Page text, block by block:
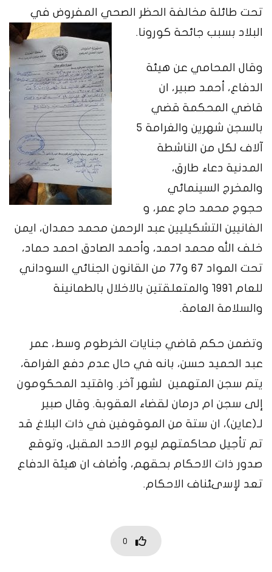
تحت طائلة مخالفة الحظر الصحي المفروض في
البلاد بسبب جائحة كورونا.
وقال المحامي عن هيئة
الدفاع، أحمد صبير، ان
قاضي المحكمة قضي
بالسجن شهرين والغرامة 5
آلاف لكل من الناشطة
المدنية دعاء طارق،
والمخرج السينمائي
حجوج محمد حاج عمر، و
الفانيين التشكيليين عبد الرحمن محمد حمدان، ايمن
خلف الله محمد احمد، وأحمد الصادق احمد حماد،
تحت المواد 67 و77 من القانون الجنائي السوداني
للعام 1991 والمتعلقتين بالاخلال بالطمانينة
والسلامة العامة.
وتضمن حكم قاضي جنايات الخرطوم وسط، عمر
عبد الحميد حسن، بانه في حال عدم دفع الغرامة،
يتم سجن المتهمين لشهر آخر. واقتيد المحكومون
إلى سجن ام درمان لقضاء العقوبة. وقال صبير
لـ(عاين)، ان ستة من الموقوفين في ذات البلاغ قد
تم تأجيل محاكمتهم ليوم الاحد المقبل، وتوقع
صدور ذات الاحكام بحقهم، وأضاف ان هيئة الدفاع
تعد لإسىئناف الاحكام.
0